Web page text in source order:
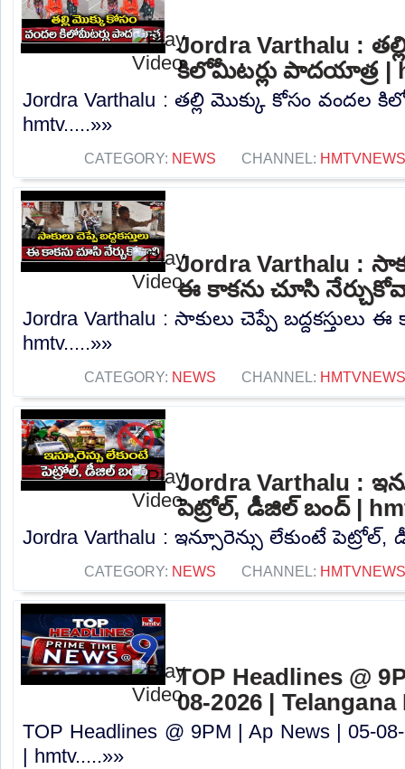
Jordra Varthalu :
కిలోమీటర్లు పాదయాత్ర |
Jordra Varthalu : తల్లి మొక్కు కోసం వందల
hmtv.....»»
CATEGORY: NEWS CHANNEL: HMTVNEWS
Jordra Varthalu :
ఈ కాకను చూసి
Jordra Varthalu : సాకులు చెప్పే బద్దకస్తులు
hmtv.....»»
CATEGORY: NEWS CHANNEL: HMTVNEWS
Jordra Varthalu :
పెట్రోల్, డీజిల్ బంద్ |
Jordra Varthalu : ఇన్సూరెన్సు లేకుంటే పెట్రోల్,
CATEGORY: NEWS CHANNEL: HMTVNEWS
TOP Headlines @
08-2026 |
TOP Headlines @ 9PM | Ap News | 05-
| hmtv.....»»